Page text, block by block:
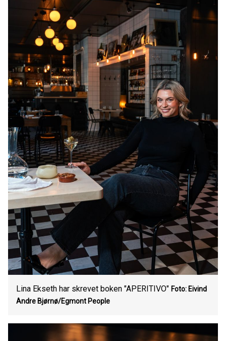
Lina Ekseth har skrevet boken "APERITIVO" Foto: Eivind
Andre Bjørnø/Egmont People